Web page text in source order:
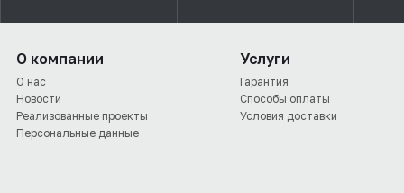
О компании
О нас
Новости
Реализованные проекты
Персональные данные
Услуги
Гарантия
Способы оплаты
Условия доставки